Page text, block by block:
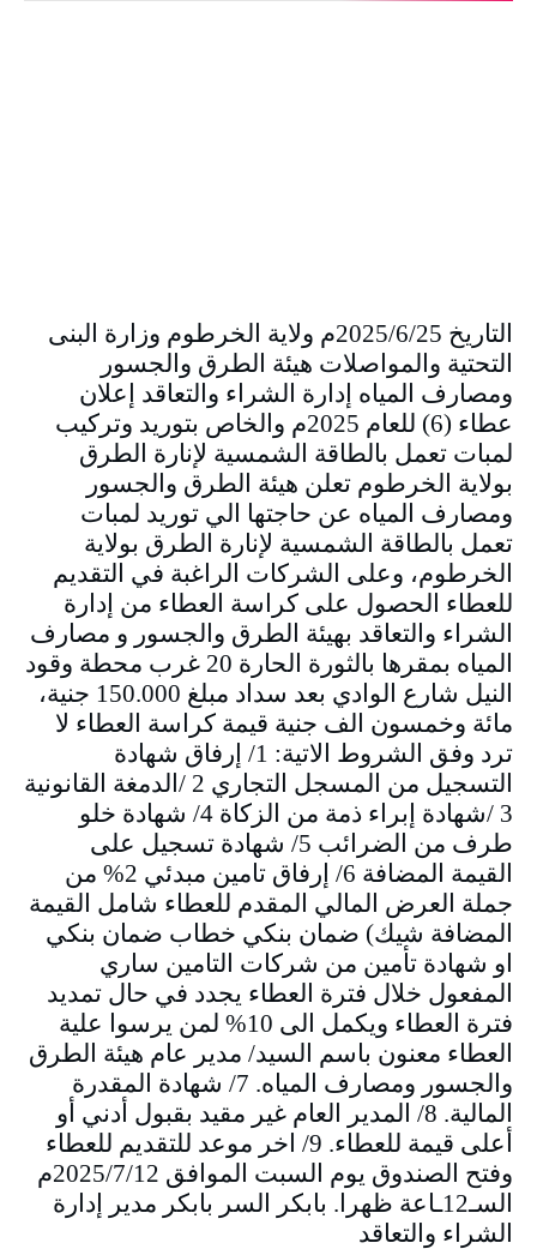
التاريخ 2025/6/25م ولاية الخرطوم وزارة البنى
التحتية والمواصلات هيئة الطرق والجسور
ومصارف المياه إدارة الشراء والتعاقد إعلان
عطاء (6) للعام 2025م والخاص بتوريد وتركيب
لمبات تعمل بالطاقة الشمسية لإنارة الطرق
بولاية الخرطوم تعلن هيئة الطرق والجسور
ومصارف المياه عن حاجتها الي توريد لمبات
تعمل بالطاقة الشمسية لإنارة الطرق بولاية
الخرطوم، وعلى الشركات الراغبة في التقديم
للعطاء الحصول على كراسة العطاء من إدارة
الشراء والتعاقد بهيئة الطرق والجسور و مصارف
المياه بمقرها بالثورة الحارة 20 غرب محطة وقود
النيل شارع الوادي بعد سداد مبلغ 150.000 جنية،
مائة وخمسون الف جنية قيمة كراسة العطاء لا
ترد وفق الشروط الاتية: 1/ إرفاق شهادة
التسجيل من المسجل التجاري 2 /الدمغة القانونية
3 /شهادة إبراء ذمة من الزكاة 4/ شهادة خلو
طرف من الضرائب 5/ شهادة تسجيل على
القيمة المضافة 6/ إرفاق تامين مبدئي 2% من
جملة العرض المالي المقدم للعطاء شامل القيمة
المضافة شيك) ضمان بنكي خطاب ضمان بنكي
او شهادة تأمين من شركات التامين ساري
المفعول خلال فترة العطاء يجدد في حال تمديد
فترة العطاء ويكمل الى 10% لمن يرسوا علية
العطاء معنون باسم السيد/ مدير عام هيئة الطرق
والجسور ومصارف المياه. 7/ شهادة المقدرة
المالية. 8/ المدير العام غير مقيد بقبول أدني أو
أعلى قيمة للعطاء. 9/ اخر موعد للتقديم للعطاء
وفتح الصندوق يوم السبت الموافق 2025/7/12م
السـ12ـاعة ظهرا. بابكر السر بابكر مدير إدارة
الشراء والتعاقد